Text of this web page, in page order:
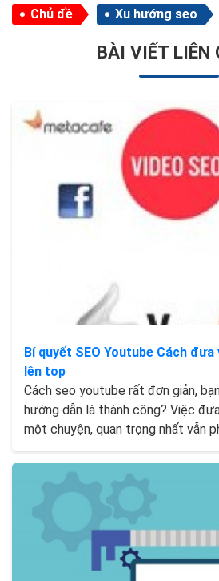
Chủ đề Xu hướng seo
BÀI VIẾT LIÊN
Bí quyết SEO Youtube Cách
lên top
Cách seo youtube rất đơn giản,
hướng dẫn là thành công? Việc
một chuyện, quan trọng nhất vẫn